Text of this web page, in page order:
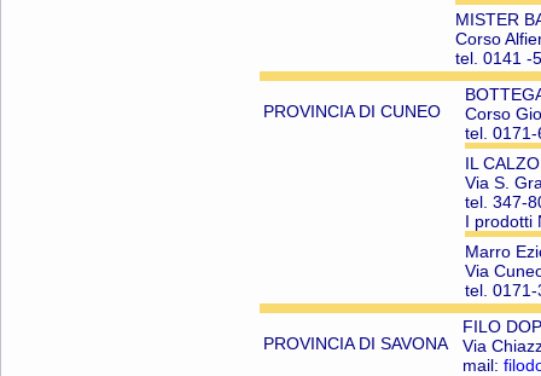
MISTER
Corso
tel. 0141 -
PROVINCIA DI CUNEO
Corso
tel.
IL
Via S.
tel. 347-
I prodotti
Marro
Via
tel.
PROVINCIA DI SAVONA
FILO
Via
mail: